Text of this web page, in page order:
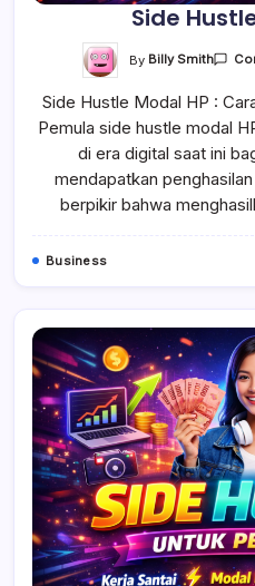
Side
By Billy Smith
Side Hustle Modal HP :
Pemula side hustle modal
di era digital saat ini
mendapatkan
berpikir bahwa
Business